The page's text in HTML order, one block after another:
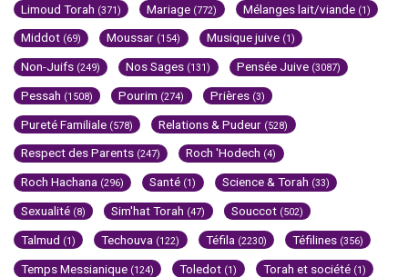
Limoud Torah (371) Mariage (772) Mélanges lait/viande (1)
Middot (69) Moussar (154) Musique juive (1)
Non-Juifs (249) Nos Sages (131) Pensée Juive (3087)
Pessah (1508) Pourim (274) Prières (3)
Pureté Familiale (578) Relations & Pudeur (528)
Respect des Parents (247) Roch 'Hodech (4)
Roch Hachana (296) Santé (1) Science & Torah (33)
Sexualité (8) Sim'hat Torah (47) Souccot (502)
Talmud (1) Techouva (122) Téfila (2230) Téfilines (356)
Temps Messianique (124) Toledot (1) Torah et société (1)